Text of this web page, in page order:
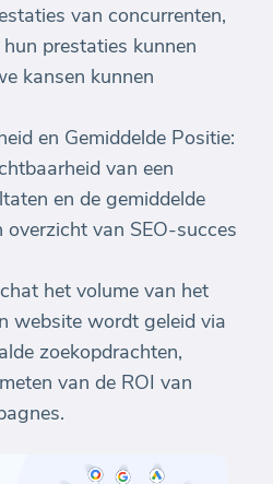
van concurrenten,
prestaties kunnen
kansen kunnen
en Gemiddelde Positie:
van een
en de gemiddelde
overzicht van SEO-succes
het volume van het
website wordt geleid via
zoekopdrachten,
van de ROI van